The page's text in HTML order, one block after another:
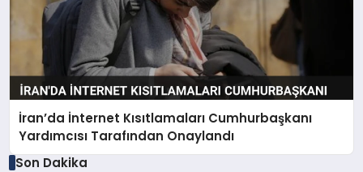
İran’da İnternet Kısıtlamaları Cumhurbaşkanı
Yardımcısı Tarafından Onaylandı
Son Dakika